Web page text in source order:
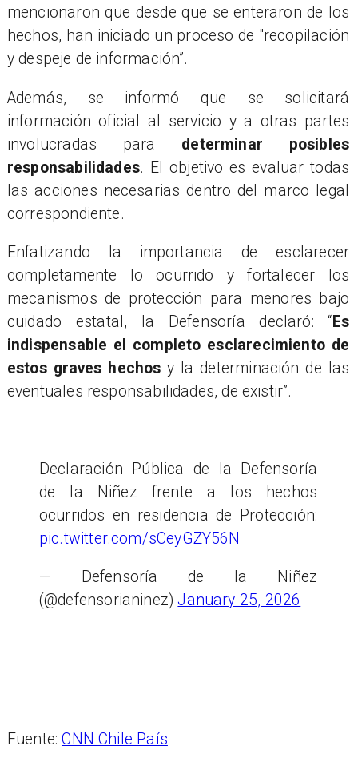
mencionaron que desde que se enteraron de los
hechos, han iniciado un proceso de "recopilación
y despeje de información”.
Además, se informó que se solicitará
información oficial al servicio y a otras partes
involucradas para determinar posibles
responsabilidades. El objetivo es evaluar todas
las acciones necesarias dentro del marco legal
correspondiente.
Enfatizando la importancia de esclarecer
completamente lo ocurrido y fortalecer los
mecanismos de protección para menores bajo
cuidado estatal, la Defensoría declaró: “Es
indispensable el completo esclarecimiento de
estos graves hechos y la determinación de las
eventuales responsabilidades, de existir”.
Declaración Pública de la Defensoría
de la Niñez frente a los hechos
ocurridos en residencia de Protección:
pic.twitter.com/sCeyGZY56N
— Defensoría de la Niñez
(@defensorianinez) January 25, 2026
Fuente:CNN Chile País